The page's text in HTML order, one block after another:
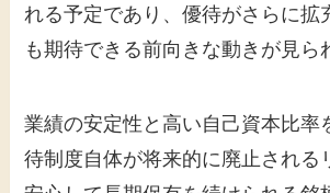
れる予定であり、優待がさらに拡
も期待できる前向きな動きが見ら
業績の安定性と高い自己資本比率
待制度自体が将来的に廃止される